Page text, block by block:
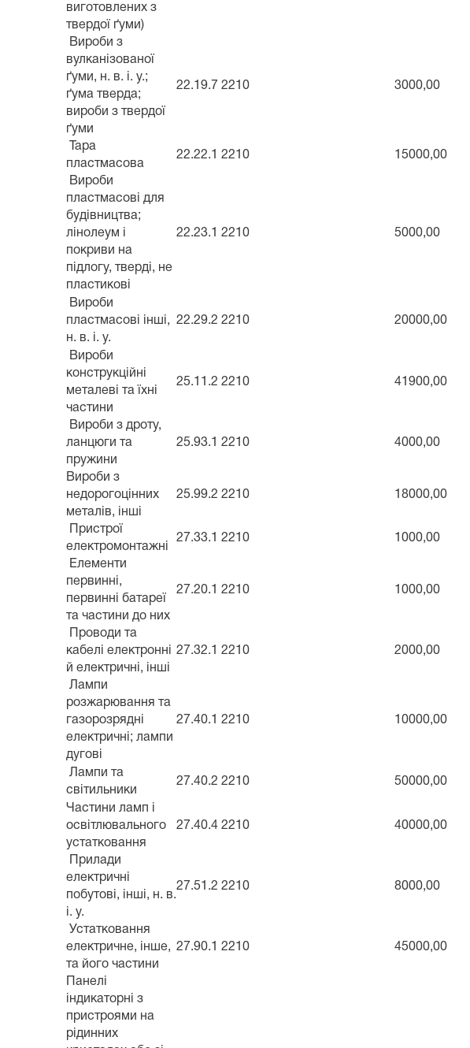
виготовлених з
твердої ґуми)
Вироби з
вулканізованої
ґуми, н. в. і. у.;
ґума тверда;
вироби з твердої
ґуми
22.19.7 2210 3000,00
Тара
пластмасова
22.22.1 2210 15000,00
Вироби
пластмасові для
будівництва;
лінолеум і
покриви на
підлогу, тверді, не
пластикові
22.23.1 2210 5000,00
Вироби
пластмасові інші,
н. в. і. у.
22.29.2 2210 20000,00
Вироби
конструкційні
металеві та їхні
частини
25.11.2 2210 41900,00
Вироби з дроту,
ланцюги та
пружини
25.93.1 2210 4000,00
Вироби з
недорогоцінних
металів, інші
25.99.2 2210 18000,00
Пристрої
електромонтажні
27.33.1 2210 1000,00
Елементи
первинні,
первинні батареї
та частини до них
27.20.1 2210 1000,00
Проводи та
кабелі електронні
й електричні, інші
27.32.1 2210 2000,00
Лампи
розжарювання та
газорозрядні
електричні; лампи
дугові
27.40.1 2210 10000,00
Лампи та
світильники
27.40.2 2210 50000,00
Частини ламп і
освітлювального
устатковання
27.40.4 2210 40000,00
Прилади
електричні
побутові, інші, н. в.
і. у.
27.51.2 2210 8000,00
Устатковання
електричне, інше,
та його частини
27.90.1 2210 45000,00
Панелі
індикаторні з
пристроями на
рідинних